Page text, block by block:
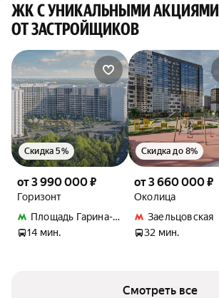
ЖК С УНИКАЛЬНЫМИ АКЦИЯМИ
ОТ ЗАСТРОЙЩИКОВ
от 3 990 000 ₽
Горизонт
Площадь Гарина-Михайловского
14 мин.
Скидка 5%
от 3 660 000 ₽
Околица
Заельцовская
32 мин.
Скидка до 8%
Смотреть все